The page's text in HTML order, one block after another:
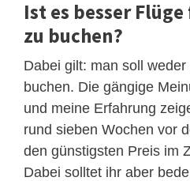
Ist es besser
zu buchen?
Dabei gilt: man soll
buchen. Die gängige
und meine Erfahrung
rund sieben Wochen vor
den günstigsten Preis im
Dabei solltet ihr aber